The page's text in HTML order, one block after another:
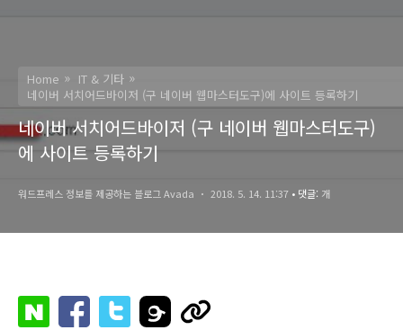
Home
IT & 기타
네이버 서치어드바이저 (구 네이버 웹마스터도구)에 사이트 등록하기
네이버 서치어드바이저 (구 네이버 웹마스터도구)
에 사이트 등록하기
워드프레스 정보를 제공하는 블로그 Avada 2018. 5. 14. 11:37 • 댓글: 개